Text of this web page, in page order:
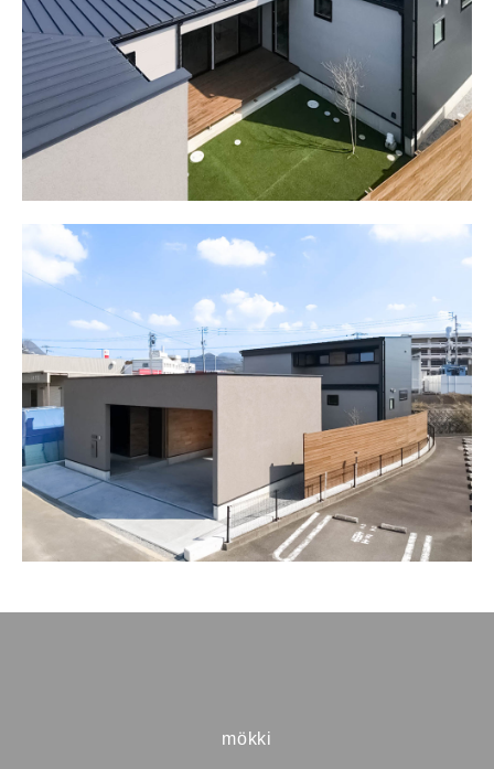
mökki